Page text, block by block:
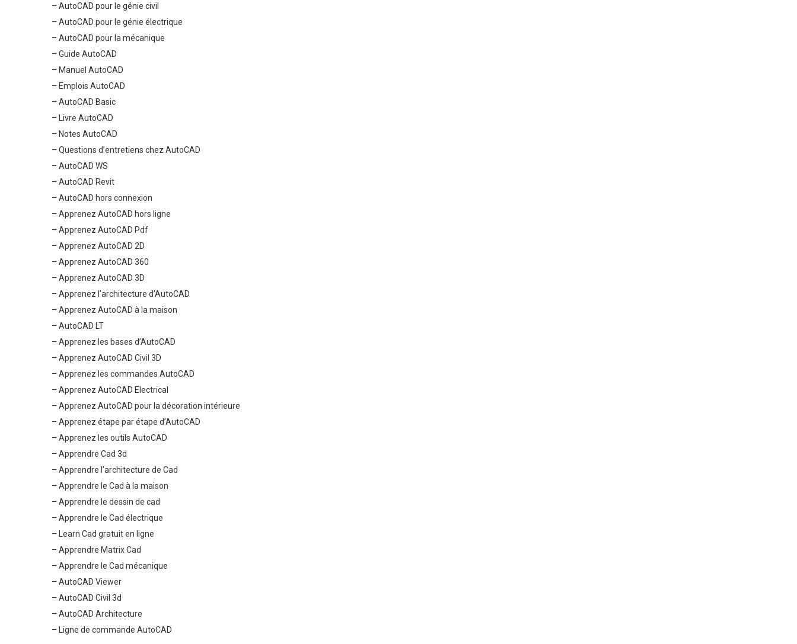
– AutoCAD pour le génie civil
– AutoCAD pour le génie électrique
– AutoCAD pour la mécanique
– Guide AutoCAD
– Manuel AutoCAD
– Emplois AutoCAD
– AutoCAD Basic
– Livre AutoCAD
– Notes AutoCAD
– Questions d’entretiens chez AutoCAD
– AutoCAD WS
– AutoCAD Revit
– AutoCAD hors connexion
– Apprenez AutoCAD hors ligne
– Apprenez AutoCAD Pdf
– Apprenez AutoCAD 2D
– Apprenez AutoCAD 360
– Apprenez AutoCAD 3D
– Apprenez l’architecture d’AutoCAD
– Apprenez AutoCAD à la maison
– AutoCAD LT
– Apprenez les bases d’AutoCAD
– Apprenez AutoCAD Civil 3D
– Apprenez les commandes AutoCAD
– Apprenez AutoCAD Electrical
– Apprenez AutoCAD pour la décoration intérieure
– Apprenez étape par étape d’AutoCAD
– Apprenez les outils AutoCAD
– Apprendre Cad 3d
– Apprendre l’architecture de Cad
– Apprendre le Cad à la maison
– Apprendre le dessin de cad
– Apprendre le Cad électrique
– Learn Cad gratuit en ligne
– Apprendre Matrix Cad
– Apprendre le Cad mécanique
– AutoCAD Viewer
– AutoCAD Civil 3d
– AutoCAD Architecture
– Ligne de commande AutoCAD